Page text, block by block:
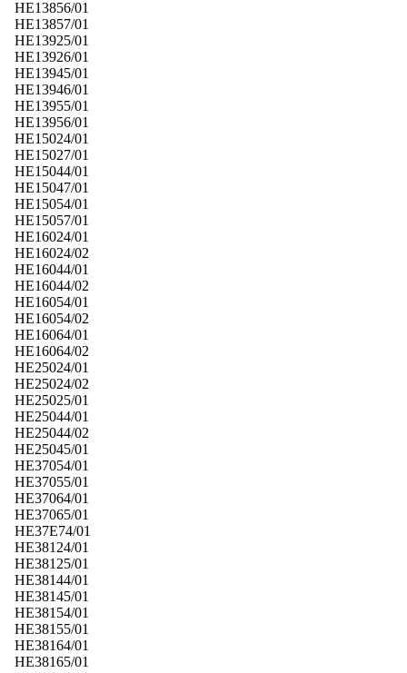
HE13856/01
HE13857/01
HE13925/01
HE13926/01
HE13945/01
HE13946/01
HE13955/01
HE13956/01
HE15024/01
HE15027/01
HE15044/01
HE15047/01
HE15054/01
HE15057/01
HE16024/01
HE16024/02
HE16044/01
HE16044/02
HE16054/01
HE16054/02
HE16064/01
HE16064/02
HE25024/01
HE25024/02
HE25025/01
HE25044/01
HE25044/02
HE25045/01
HE37054/01
HE37055/01
HE37064/01
HE37065/01
HE37E74/01
HE38124/01
HE38125/01
HE38144/01
HE38145/01
HE38154/01
HE38155/01
HE38164/01
HE38165/01